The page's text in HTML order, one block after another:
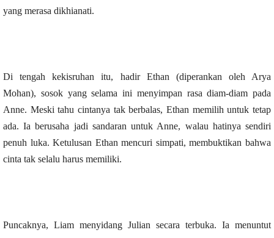
yang merasa dikhianati.
Di tengah kekisruhan itu, hadir Ethan (diperankan oleh Arya
Mohan), sosok yang selama ini menyimpan rasa diam-diam pada
Anne. Meski tahu cintanya tak berbalas, Ethan memilih untuk tetap
ada. Ia berusaha jadi sandaran untuk Anne, walau hatinya sendiri
penuh luka. Ketulusan Ethan mencuri simpati, membuktikan bahwa
cinta tak selalu harus memiliki.
Puncaknya, Liam menyidang Julian secara terbuka. Ia menuntut